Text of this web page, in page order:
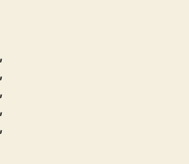
,
,
,
,
,